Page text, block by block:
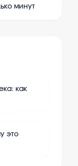
минут
как
это